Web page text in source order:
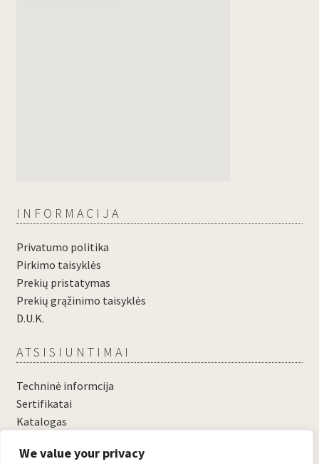
We value your privacy
INFORMACIJA
Privatumo politika
Pirkimo taisyklės
Prekių pristatymas
Prekių grąžinimo taisyklės
D.U.K.
ATSISIUNTIMAI
Techninė informcija
Sertifikatai
Katalogas
....